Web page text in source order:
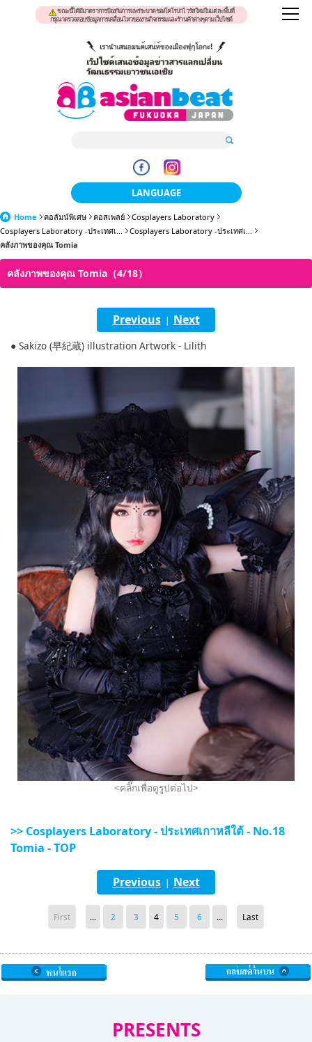
ขณะนี้ได้มีมาตราการป้องกันการแพร่ระบาดของโคโรน่าไวรัสใหม่ในแต่ละพื้นที่
กรุณาตรวจสอบข้อมูลการเคลื่อนไหวของงานกิจกรรมและร้านค้าต่างๆตามเว็บไซต์
LANGUAGE
日本語
簡体中文
English
Bahasa Indonesia
Home คอลัมน์พิเศษ คอสเพลย์
Cosplayers Laboratory
Cosplayers Laboratory -ประเทศเ...
Cosplayers Laboratory -ประเทศเ...
คลังภาพของคุณ Tomia
คลังภาพของคุณ Tomia（4/18）
Previous| Next
● Sakizo (早紀蔵) illustration Artwork - Lilith
<คลิ๊กเพื่อดูรูปต่อไป>
>> Cosplayers Laboratory - ประเทศเกาหลีใต้ - No.18
Tomia - TOP
Previous| Next
First ... 2 3 4 5 6 ... Last
PRESENTS